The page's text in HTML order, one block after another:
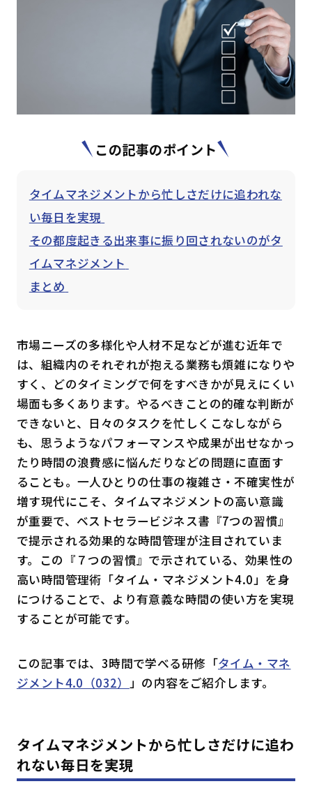
お知らせ よくあるご質問
資料請求 メルマガ登録
開催間近 満席間近
この記事のポイント
タイムマネジメントから忙しさだけに追われな
い毎日を実現
その都度起きる出来事に振り回されないのがタ
イムマネジメント
まとめ
市場ニーズの多様化や人材不足などが進む近年で
は、組織内のそれぞれが抱える業務も煩雑になりや
すく、どのタイミングで何をすべきかが見えにくい
場面も多くあります。やるべきことの的確な判断が
できないと、日々のタスクを忙しくこなしながら
も、思うようなパフォーマンスや成果が出せなかっ
たり時間の浪費感に悩んだりなどの問題に直面す
ることも。一人ひとりの仕事の複雑さ・不確実性が
増す現代にこそ、タイムマネジメントの高い意識
が重要で、ベストセラービジネス書『7つの習慣』
で提示される効果的な時間管理が注目されていま
す。この『７つの習慣』で示されている、効果性の
高い時間管理術「タイム・マネジメント4.0」を身
につけることで、より有意義な時間の使い方を実現
することが可能です。
この記事では、3時間で学べる研修「タイム・マネ
ジメント4.0（032） 」の内容をご紹介します。
タイムマネジメントから忙しさだけに追わ
れない毎日を実現